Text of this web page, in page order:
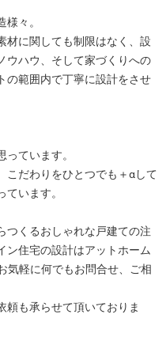
々。
材に関しても制限はなく、設
ウハウ、そして家づくりへの
の範囲内で丁寧に設計をさせ
ています。
こだわりをひとつでも＋αして
います。
つくるおしゃれな戸建ての注
ン住宅の設計はアットホーム
気軽に何でもお問合せ、ご相
頼も承らせて頂いておりま